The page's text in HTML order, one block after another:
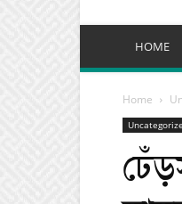
HOME
Home